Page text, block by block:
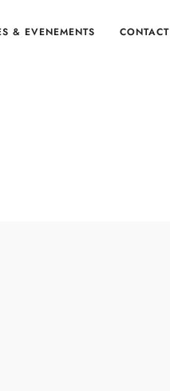
& EVENEMENTS CONTACT